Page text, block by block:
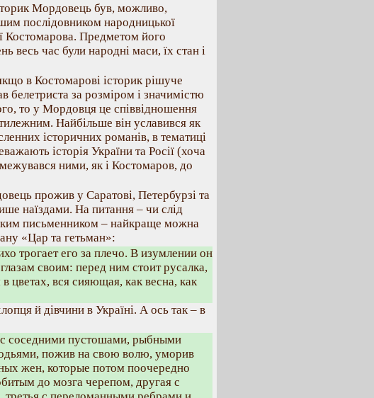
Мордовець був, можливо,
послідовником народницької
Костомарова. Предметом його
весь час були народні маси, їх стан і
в Костомарові історик рішуче
белетриста за розміром і значимістю
то у Мордовця це співвідношення
Найбільше він уславився як
історичних романів, в тематиці
історія України та Росії (хоча
ними, як і Костомаров, до
прожив у Саратові, Петербурзі та
наїздами. На питання – чи слід
письменником – найкраще можна
«Цар та гетьман»:
трогает его за плечо. В изумлении он
своим: перед ним стоит русалка,
цветах, вся сияющая, как весна, как
й дівчини в Україні. А ось так – в
соседними пустошами, рыбными
пожив на свою волю, уморив
жен, которые потом поочередно
до мозга черепом, другая с